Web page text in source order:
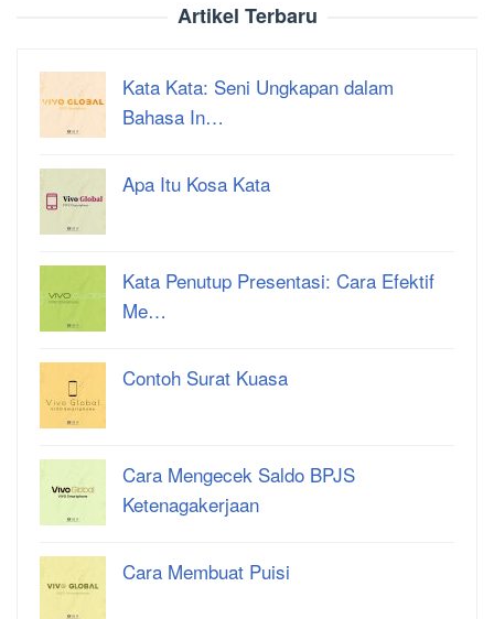
Artikel Terbaru
Kata Kata: Seni Ungkapan dalam
Bahasa In…
Apa Itu Kosa Kata
Kata Penutup Presentasi: Cara Efektif
Me…
Contoh Surat Kuasa
Cara Mengecek Saldo BPJS
Ketenagakerjaan
Cara Membuat Puisi